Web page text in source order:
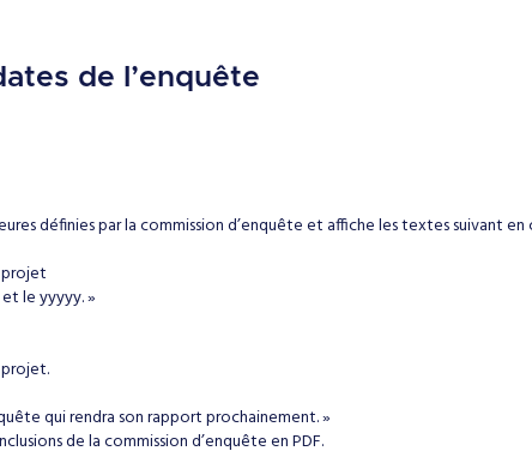
de l’enquête
définies par la commission d’enquête et affiche les textes suivant
projet
le yyyyy. »
qui rendra son rapport prochainement. »
de la commission d’enquête en PDF.